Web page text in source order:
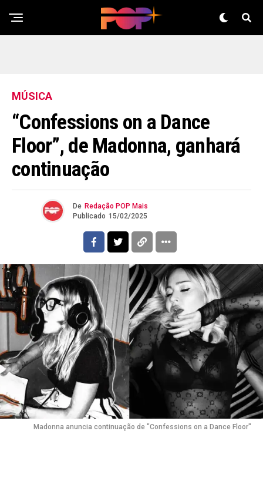
MÚSICA
“Confessions on a Dance
Floor”, de Madonna, ganhará
continuação
De Redação POP Mais
Publicado 15/02/2025
Madonna anuncia continuação de "Confessions on a Dance Floor"